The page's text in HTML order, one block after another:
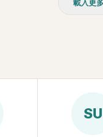
載入更
SU